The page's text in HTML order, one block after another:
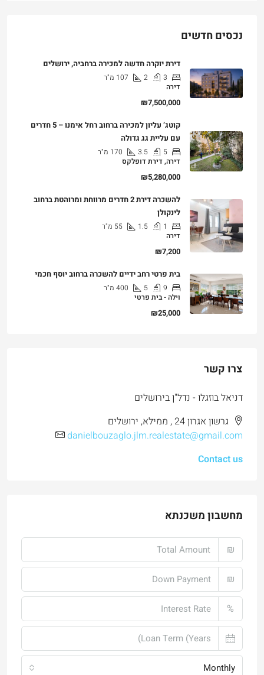
נכסים חדשים
דירת יוקרה חדשה למכירה ברחביה, ירושלים
3
2
107 מ"ר
דירה
₪7,500,000
קוטג’ עליון למכירה ברחוב רחל אימנו – 5 חדרים
עם עליית גג גדולה
5
3.5
170 מ"ר
דירה, דירת דופלקס
₪5,280,000
להשכרה דירת 2 חדרים מרווחת ומרוהטת ברחוב
לינקולן
1
1.5
55 מ"ר
דירה
₪7,200
בית פרטי רחב ידיים להשכרה ברחוב יוסף חכמי
9
5
400 מ"ר
וילה - בית פרטי
₪25,000
צרו קשר
דניאל בוזגלו - נדל"ן בירושלים
גרשון אגרון 24 , ממילא, ירושלים
danielbouzaglo.jlm.realestate@gmail.com
Contact us
מחשבון משכנתא
₪
₪
%
Monthly